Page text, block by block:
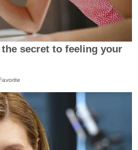
secret to feeling your